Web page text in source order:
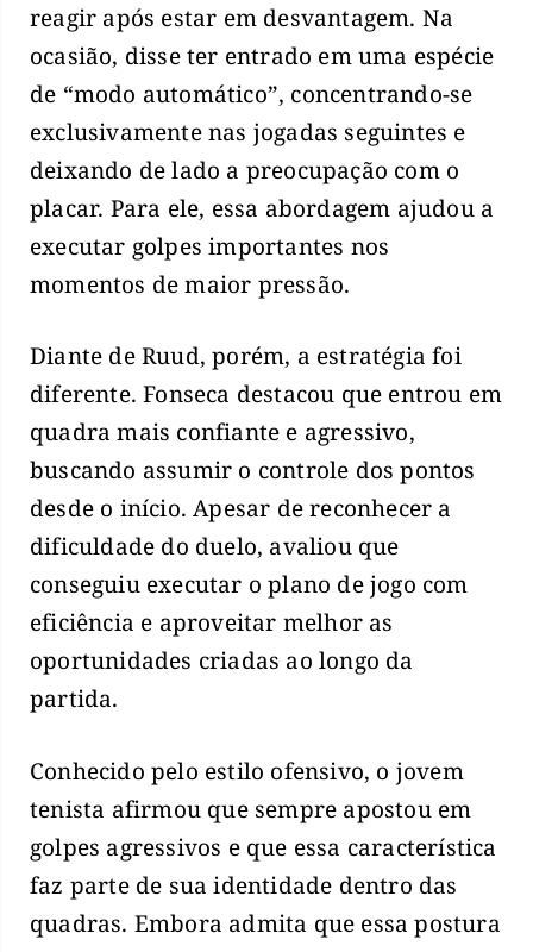
reagir após estar em desvantagem. Na
ocasião, disse ter entrado em uma espécie
de “modo automático”, concentrando-se
exclusivamente nas jogadas seguintes e
deixando de lado a preocupação com o
placar. Para ele, essa abordagem ajudou a
executar golpes importantes nos
momentos de maior pressão.
Diante de Ruud, porém, a estratégia foi
diferente. Fonseca destacou que entrou em
quadra mais confiante e agressivo,
buscando assumir o controle dos pontos
desde o início. Apesar de reconhecer a
dificuldade do duelo, avaliou que
conseguiu executar o plano de jogo com
eficiência e aproveitar melhor as
oportunidades criadas ao longo da
partida.
Conhecido pelo estilo ofensivo, o jovem
tenista afirmou que sempre apostou em
golpes agressivos e que essa característica
faz parte de sua identidade dentro das
quadras. Embora admita que essa postura